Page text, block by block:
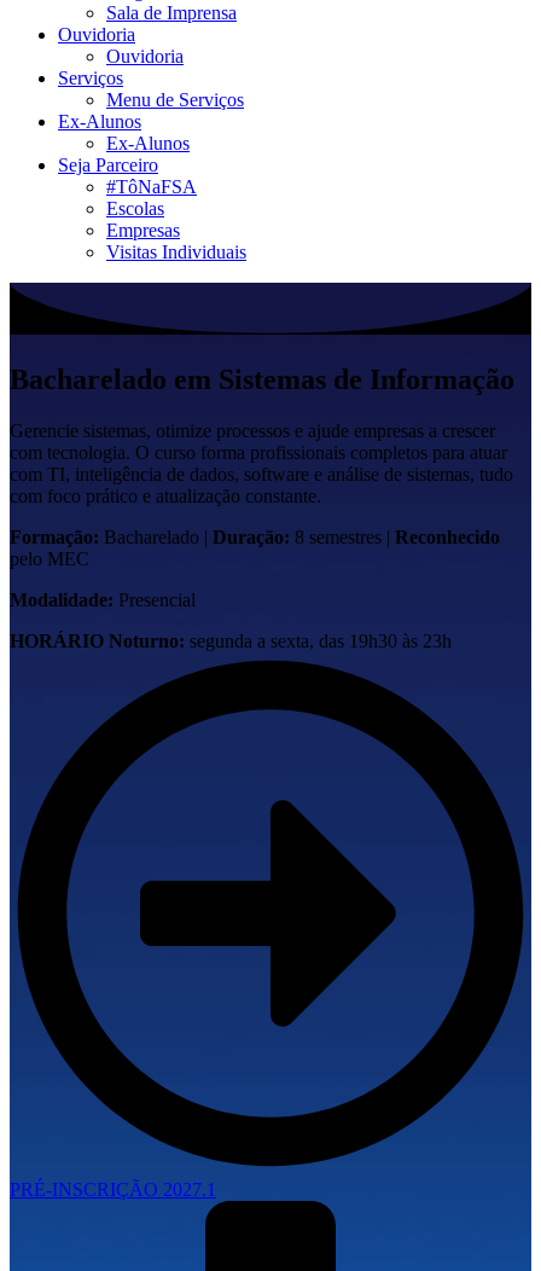
Sala de Imprensa
Ouvidoria
Ouvidoria
Serviços
Menu de Serviços
Ex-Alunos
Ex-Alunos
Seja Parceiro
#TôNaFSA
Escolas
Empresas
Visitas Individuais
Bacharelado em Sistemas de Informação
Gerencie sistemas, otimize processos e ajude empresas a crescer
com tecnologia. O curso forma profissionais completos para atuar
com TI, inteligência de dados, software e análise de sistemas, tudo
com foco prático e atualização constante.
Formação: Bacharelado | Duração: 8 semestres | Reconhecido
pelo MEC
Modalidade: Presencial
HORÁRIO Noturno: segunda a sexta, das 19h30 às 23h
PRÉ-INSCRIÇÃO 2027.1